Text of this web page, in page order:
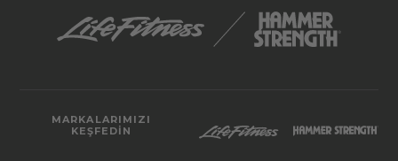
MARKALARIMIZI
KEŞFEDIN